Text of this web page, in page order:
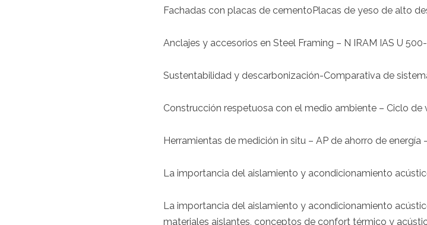
Fachadas con placas de cemento Placas de yeso de alto
Anclajes y accesorios en Steel Framing – N IRAM IAS U
Sustentabilidad y descarbonización-Comparativa de
Construcción respetuosa con el medio ambiente – Ciclo
Herramientas de medición in situ – AP de ahorro de energía
La importancia del aislamiento y acondicionamiento
La importancia del aislamiento y acondicionamiento
materiales aislantes, conceptos de confort térmico y